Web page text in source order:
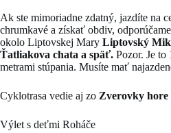
Ak ste mimoriadne zdatný, jazdíte na
chrumkavé a získať obdiv,
okolo Liptovskej Mary Liptovský
Ťatliakova chata a späť. Pozor. Je to
metrami stúpania. Musíte mať
Cyklotrasa vedie aj zo Zverovky
Výlet s deťmi Roháče